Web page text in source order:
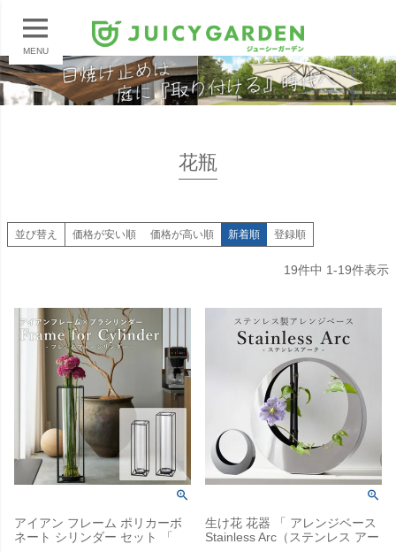
MENU
花瓶
並び替え 価格が安い順 価格が高い順 新着順 登録順
19件中 1-19件表示
アイアン フレーム ポリカーボ
ネート シリンダー セット 「
生け花 花器 「 アレンジベース
Stainless Arc（ステンレス アー